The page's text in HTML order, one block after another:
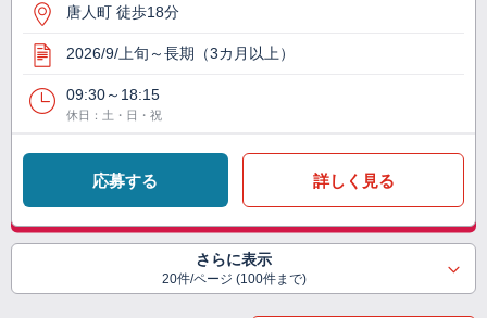
唐人町 徒歩18分
2026/9/上旬～長期（3カ月以上）
09:30～18:15
休日：土・日・祝
応募する 詳しく見る
さらに表示
20件/ページ (100件まで)